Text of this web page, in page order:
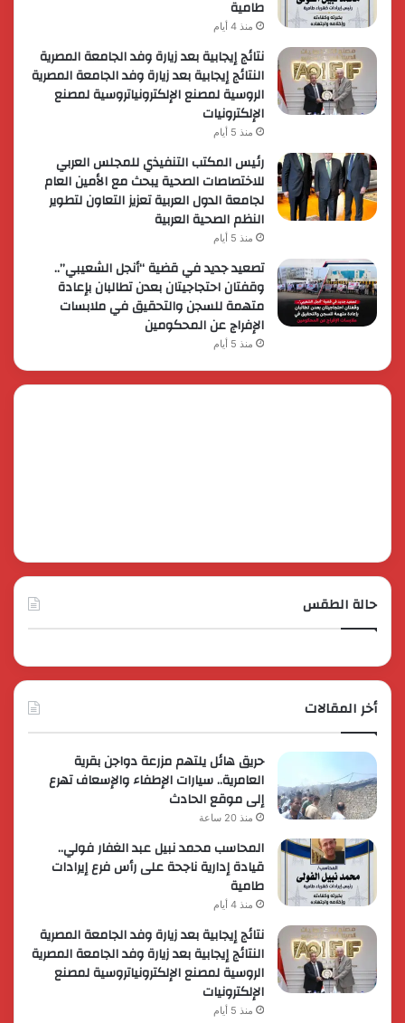
طامية
منذ 4 أيام
نتائج إيجابية بعد زيارة وفد الجامعة المصرية
النتائج إيجابية بعد زيارة وفد الجامعة المصرية
الروسية لمصنع الإلكترونياتروسية لمصنع
الإلكترونيات
منذ 5 أيام
رئيس المكتب التنفيذي للمجلس العربي
للاختصاصات الصحية يبحث مع الأمين العام
لجامعة الدول العربية تعزيز التعاون لتطوير
النظم الصحية العربية
منذ 5 أيام
تصعيد جديد في قضية “أنجل الشعيبي”..
وقفتان احتجاجيتان بعدن تطالبان بإعادة
متهمة للسجن والتحقيق في ملابسات
الإفراج عن المحكومين
منذ 5 أيام
حالة الطقس
أخر المقالات
حريق هائل يلتهم مزرعة دواجن بقرية
العامرية.. سيارات الإطفاء والإسعاف تهرع
إلى موقع الحادث
منذ 20 ساعة
المحاسب محمد نبيل عبد الغفار فولي..
قيادة إدارية ناجحة على رأس فرع إيرادات
طامية
منذ 4 أيام
نتائج إيجابية بعد زيارة وفد الجامعة المصرية
النتائج إيجابية بعد زيارة وفد الجامعة المصرية
الروسية لمصنع الإلكترونياتروسية لمصنع
الإلكترونيات
منذ 5 أيام